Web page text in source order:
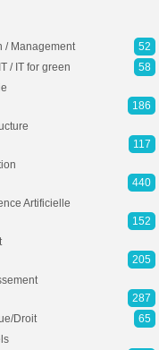
/ Management
52
/ IT for green
58
186
117
440
Artificielle
152
205
287
Droit
65